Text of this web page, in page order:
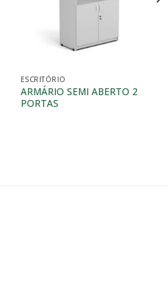
ESCRITÓRIO
ARMÁRIO SEMI ABERTO 2
PORTAS